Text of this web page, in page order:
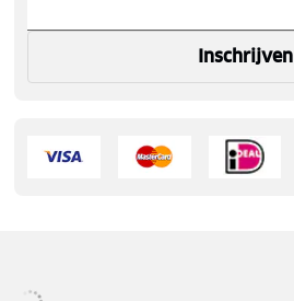
Inschrijven